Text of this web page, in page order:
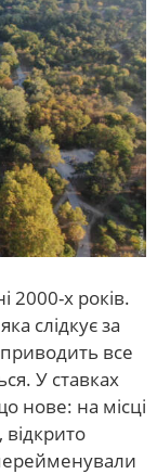
2000-х років.
слідкує за
все
У ставках
нове: на місці